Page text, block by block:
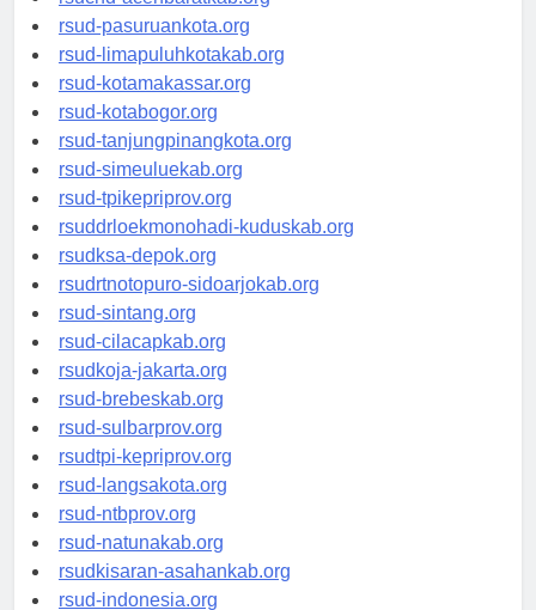
rsucnd-acehbaratkab.org
rsud-pasuruankota.org
rsud-limapuluhkotakab.org
rsud-kotamakassar.org
rsud-kotabogor.org
rsud-tanjungpinangkota.org
rsud-simeuluekab.org
rsud-tpikepriprov.org
rsuddrloekmonohadi-kuduskab.org
rsudksa-depok.org
rsudrtnotopuro-sidoarjokab.org
rsud-sintang.org
rsud-cilacapkab.org
rsudkoja-jakarta.org
rsud-brebeskab.org
rsud-sulbarprov.org
rsudtpi-kepriprov.org
rsud-langsakota.org
rsud-ntbprov.org
rsud-natunakab.org
rsudkisaran-asahankab.org